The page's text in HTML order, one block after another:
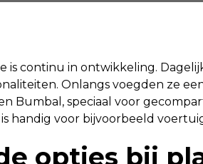
is continu in ontwikkeling.
Onlangs voegden ze
Bumbal, speciaal voor
handig voor bijvoorbeeld
opties bij